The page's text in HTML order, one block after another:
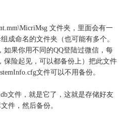
文件夹，里面会有一
成命名的文件夹（也可能有多个。
如果你用不同的QQ登陆过微信，每
保险起见，可以都备份上）把此文件
文件可以不用备份。
件，就是它了，这就是存储好友
件，然后备份。